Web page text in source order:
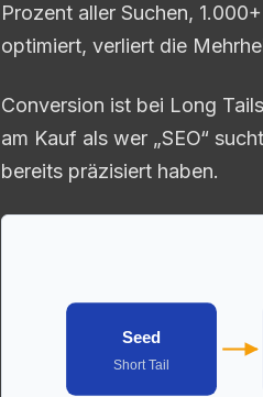
Prozent aller Suchen,
optimiert, verliert die
Conversion ist bei Long
am Kauf als wer „SEO“
bereits präzisiert haben.
Seed
Short Tail